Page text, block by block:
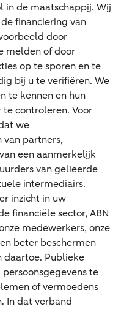
in de maatschappij. Wij
financiering van
door
melden of door
op te sporen en te
bij u te verifiëren. We
te kennen en hun
controleren. Voor
we
van partners,
een aanmerkelijk
van gelieerde
intermediairs.
inzicht in uw
financiële sector, ABN
medewerkers, onze
beter beschermen
daartoe. Publieke
te
of vermoedens
In dat verband